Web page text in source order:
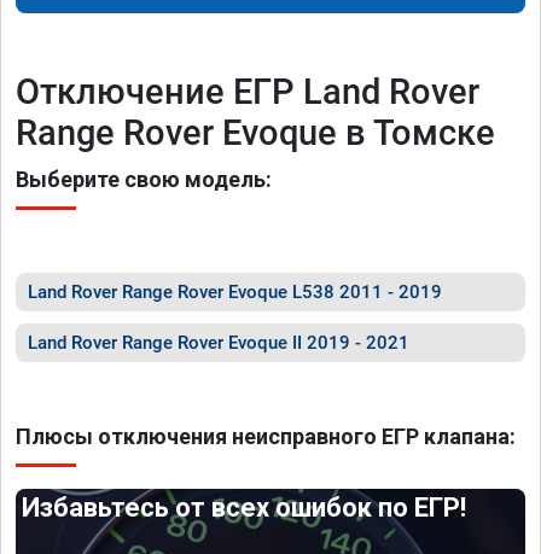
Отключение ЕГР Land Rover
Range Rover Evoque в Томске
Выберите свою модель:
Land Rover Range Rover Evoque L538 2011 - 2019
Land Rover Range Rover Evoque II 2019 - 2021
Плюсы отключения неисправного ЕГР клапана:
Избавьтесь от всех ошибок по ЕГР!